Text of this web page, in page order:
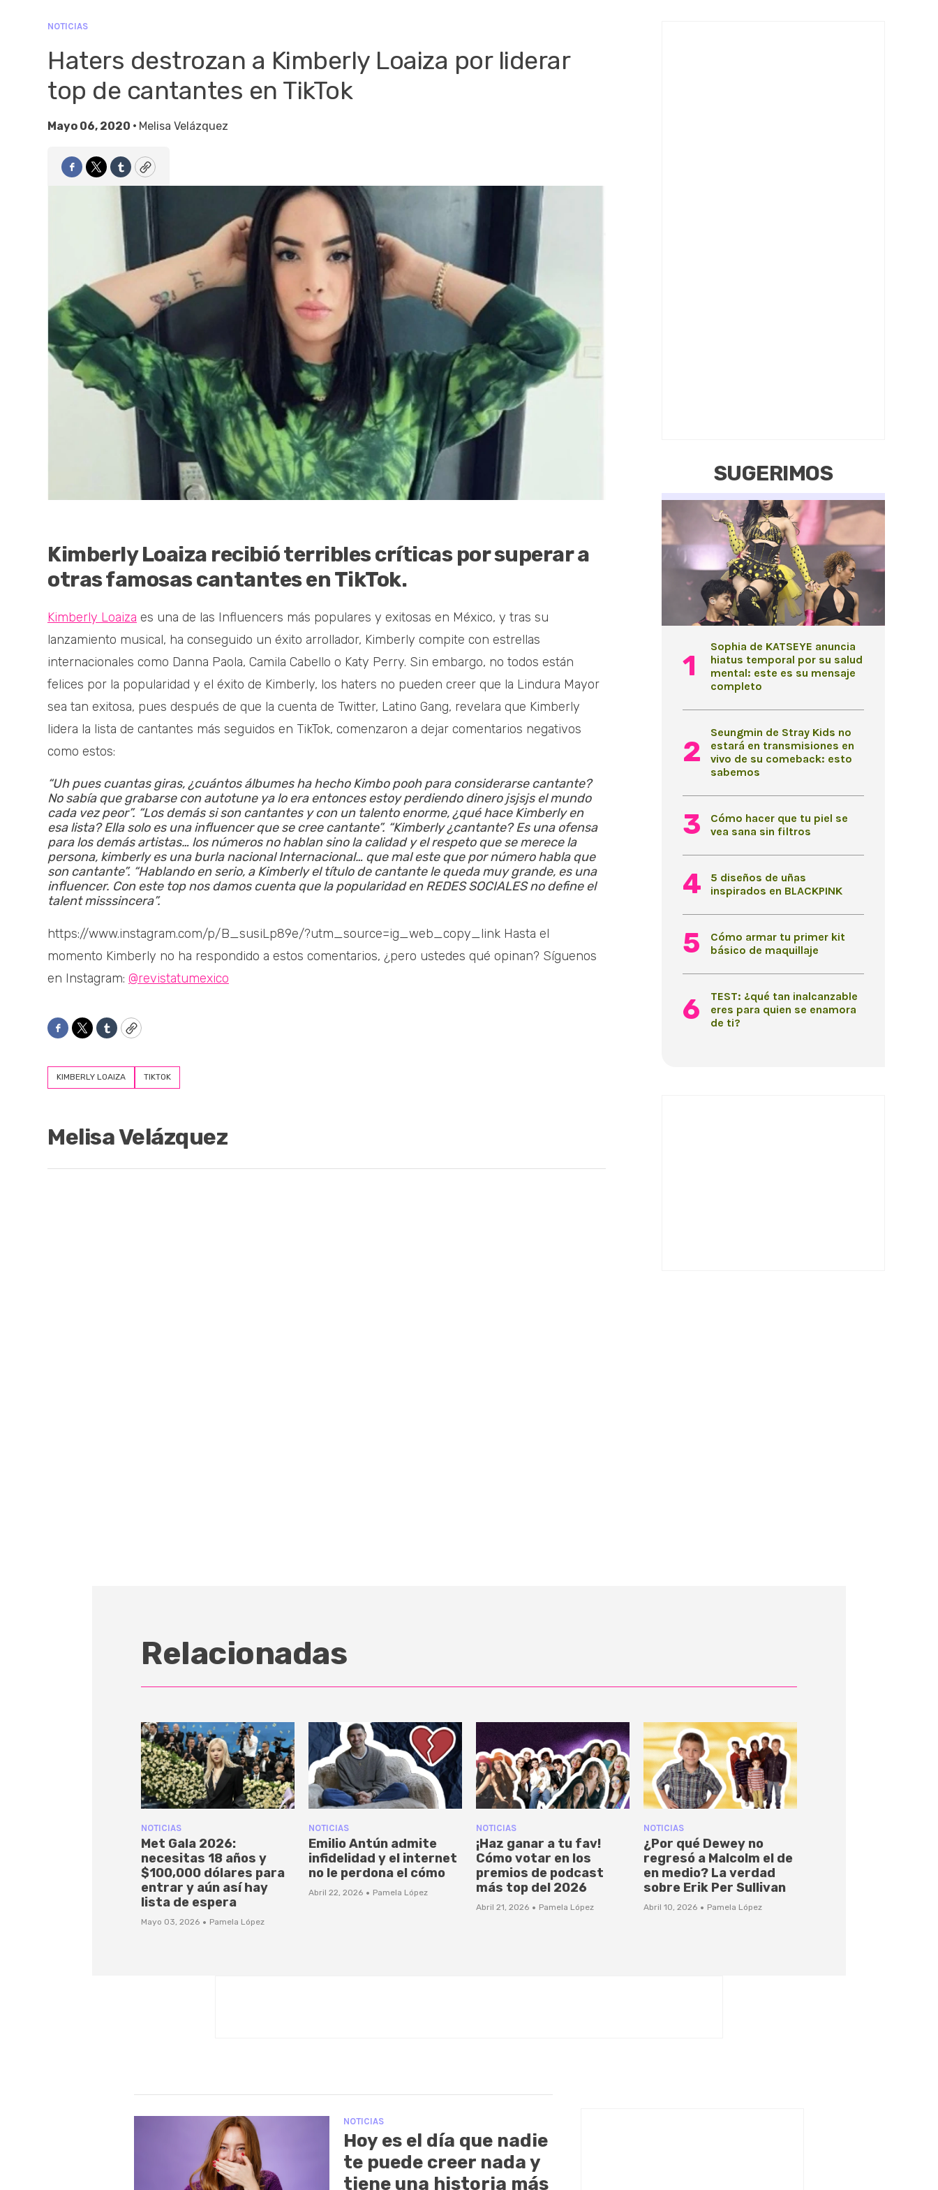
NOTICIAS
Haters destrozan a Kimberly Loaiza por liderar
top de cantantes en TikTok
Mayo 06, 2020 • Melisa Velázquez
Facebook
TwitterTumblrCopy
Kimberly Loaiza recibió terribles críticas por superar a
otras famosas cantantes en TikTok.
Kimberly Loaiza es una de las Influencers más populares y exitosas en México, y tras su
lanzamiento musical, ha conseguido un éxito arrollador, Kimberly compite con estrellas
internacionales como Danna Paola, Camila Cabello o Katy Perry. Sin embargo, no todos están
felices por la popularidad y el éxito de Kimberly, los haters no pueden creer que la Lindura Mayor
sea tan exitosa, pues después de que la cuenta de Twitter, Latino Gang, revelara que Kimberly
lidera la lista de cantantes más seguidos en TikTok, comenzaron a dejar comentarios negativos
como estos:
“Uh pues cuantas giras, ¿cuántos álbumes ha hecho Kimbo pooh para considerarse cantante?
No sabía que grabarse con autotune ya lo era entonces estoy perdiendo dinero jsjsjs el mundo
cada vez peor”. “Los demás si son cantantes y con un talento enorme, ¿qué hace Kimberly en
esa lista? Ella solo es una influencer que se cree cantante”. “Kimberly ¿cantante? Es una ofensa
para los demás artistas… los números no hablan sino la calidad y el respeto que se merece la
persona, kimberly es una burla nacional Internacional… que mal este que por número habla que
son cantante”. “Hablando en serio, a Kimberly el título de cantante le queda muy grande, es una
influencer. Con este top nos damos cuenta que la popularidad en REDES SOCIALES no define el
talent misssincera”.
https://www.instagram.com/p/B_susiLp89e/?utm_source=ig_web_copy_link Hasta el
momento Kimberly no ha respondido a estos comentarios, ¿pero ustedes qué opinan? Síguenos
en Instagram: @revistatumexico
Facebook
TwitterTumblrCopy
KIMBERLY LOAIZA TIKTOK
Melisa Velázquez
SUGERIMOS
Sophia de KATSEYE anuncia
hiatus temporal por su salud
mental: este es su mensaje
completo
Seungmin de Stray Kids no
estará en transmisiones en
vivo de su comeback: esto
sabemos
Cómo hacer que tu piel se
vea sana sin filtros
5 diseños de uñas
inspirados en BLACKPINK
Cómo armar tu primer kit
básico de maquillaje
TEST: ¿qué tan inalcanzable
eres para quien se enamora
de ti?
Relacionadas
NOTICIAS
Met Gala 2026:
necesitas 18 años y
$100,000 dólares para
entrar y aún así hay
lista de espera
Mayo 03, 2026 · Pamela López
NOTICIAS
Emilio Antún admite
infidelidad y el internet
no le perdona el cómo
Abril 22, 2026 · Pamela López
NOTICIAS
¡Haz ganar a tu fav!
Cómo votar en los
premios de podcast
más top del 2026
Abril 21, 2026 · Pamela López
NOTICIAS
¿Por qué Dewey no
regresó a Malcolm el de
en medio? La verdad
sobre Erik Per Sullivan
Abril 10, 2026 · Pamela López
NOTICIAS
Hoy es el día que nadie
te puede creer nada y
tiene una historia más